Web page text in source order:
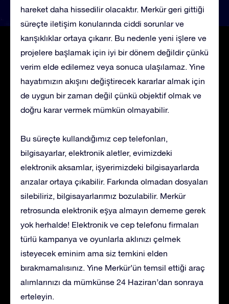
hareket daha hissedilir olacaktır. Merkür geri gittiği
süreçte iletişim konularında ciddi sorunlar ve
karışıklıklar ortaya çıkarır. Bu nedenle yeni işlere ve
projelere başlamak için iyi bir dönem değildir çünkü
verim elde edilemez veya sonuca ulaşılamaz. Yine
hayatımızın akışını değiştirecek kararlar almak için
de uygun bir zaman değil çünkü objektif olmak ve
doğru karar vermek mümkün olmayabilir.
Bu süreçte kullandığımız cep telefonları,
bilgisayarlar, elektronik aletler, evimizdeki
elektronik aksamlar, işyerimizdeki bilgisayarlarda
arızalar ortaya çıkabilir. Farkında olmadan dosyaları
silebiliriz, bilgisayarlarımız bozulabilir. Merkür
retrosunda elektronik eşya almayın dememe gerek
yok herhalde! Elektronik ve cep telefonu firmaları
türlü kampanya ve oyunlarla aklınızı çelmek
isteyecek eminim ama siz temkini elden
bırakmamalısınız. Yine Merkür’ün temsil ettiği araç
alımlarınızı da mümkünse 24 Haziran’dan sonraya
erteleyin.